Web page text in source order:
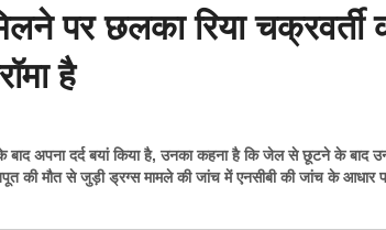
पर छलका रिया चक्रवर्ती
है
अपना दर्द बयां किया है, उनका कहना है कि जेल से छूटने के बाद
की मौत से जुड़ी ड्रग्स मामले की जांच में एनसीबी की जांच के आधार